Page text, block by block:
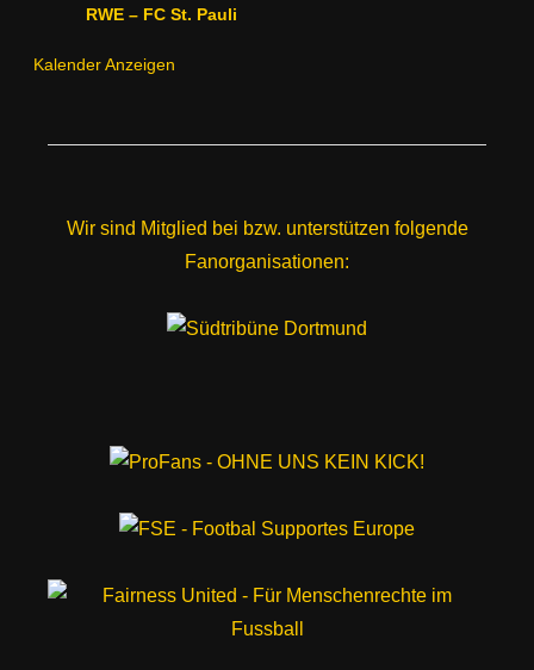
RWE – FC St. Pauli
Kalender Anzeigen
Wir sind Mitglied bei bzw. unterstützen folgende
Fanorganisationen: